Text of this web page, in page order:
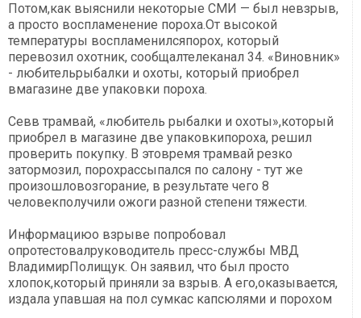
Потом,как выяснили некоторые СМИ — был невзрыв,
а просто воспламенение пороха.От высокой
температуры воспламенилсяпорох, который
перевозил охотник, сообщалтелеканал 34. «Виновник»
- любительрыбалки и охоты, который приобрел
вмагазине две упаковки пороха.
Севв трамвай, «любитель рыбалки и охоты»,который
приобрел в магазине две упаковкипороха, решил
проверить покупку. В этовремя трамвай резко
затормозил, порохрассыпался по салону - тут же
произошловозгорание, в результате чего 8
человекполучили ожоги разной степени тяжести.
Информациюо взрыве попробовал
опротестовалруководитель пресс-службы МВД
ВладимирПолищук. Он заявил, что был просто
хлопок,который приняли за взрыв. А его,оказывается,
издала упавшая на пол сумкас капсюлями и порохом